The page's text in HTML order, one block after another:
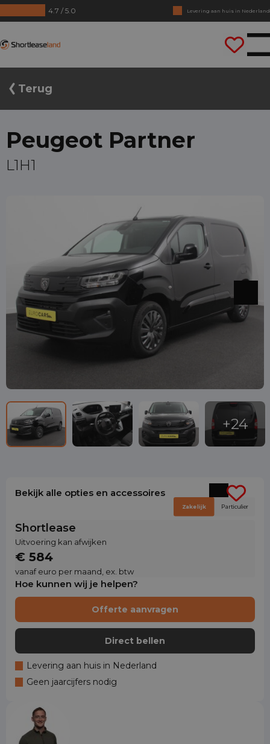
4.7 / 5.0
Levering aan huis in Nederland
Geen jaarcijfers nodig
Direct rijden
Terug
Peugeot Partner
L1H1
Bekijk alle opties en accessoires
Shortlease
Uitvoering kan afwijken
€ 584
vanaf euro per maand, ex. btw
Zakelijk Particulier
Hoe kunnen wij je helpen?
Offerte aanvragen
Direct bellen
Levering aan huis in Nederland
Geen jaarcijfers nodig